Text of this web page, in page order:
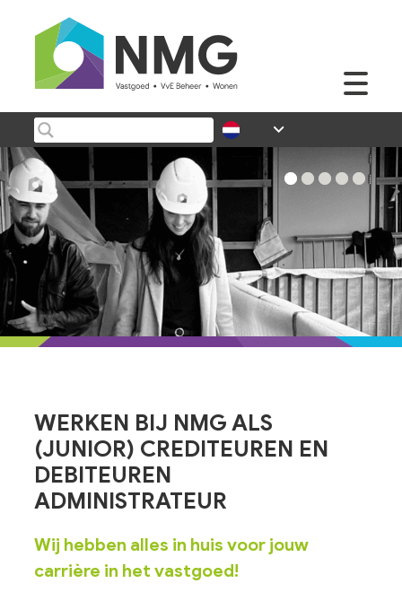
WERKEN BIJ NMG ALS
(JUNIOR) CREDITEUREN EN
DEBITEUREN
ADMINISTRATEUR
Wij hebben alles in huis voor jouw
carrière in het vastgoed!